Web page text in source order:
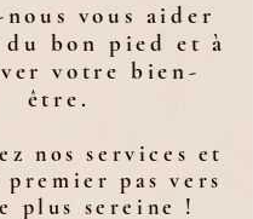
nous vous aider
bon pied et à
votre bien-
être.
nos services et
pas vers
plus sereine !